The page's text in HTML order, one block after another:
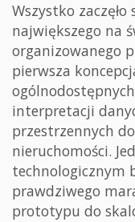
Wszystko
największego na
organizowanego
pierwsza
interpretacji
przestrzennych
nieruchomości.
technologicznym
prawdziwego
prototypu do